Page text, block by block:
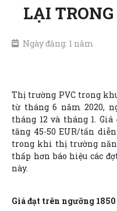
LẠI
Ngày đăng: 1 năm
Thị trường PVC trong
từ tháng 6 năm 2020,
tháng 12 và tháng 1.
tăng 45-50 EUR/tấn
trong khi thị trường
thấp hơn báo hiệu các
này.
Giá đạt trên ngưỡng 1850